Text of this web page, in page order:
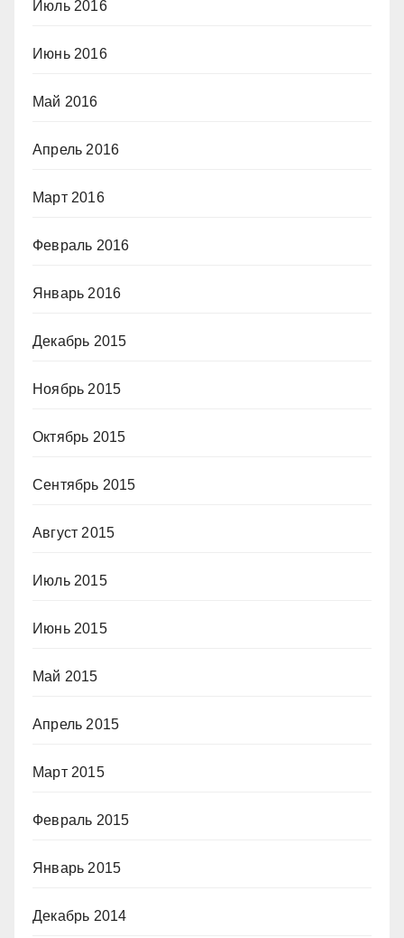
Июль 2016
Июнь 2016
Май 2016
Апрель 2016
Март 2016
Февраль 2016
Январь 2016
Декабрь 2015
Ноябрь 2015
Октябрь 2015
Сентябрь 2015
Август 2015
Июль 2015
Июнь 2015
Май 2015
Апрель 2015
Март 2015
Февраль 2015
Январь 2015
Декабрь 2014